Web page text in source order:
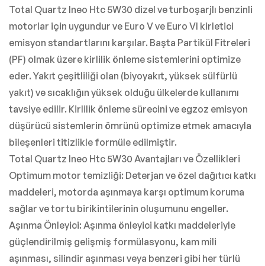
Total Quartz Ineo Htc 5W30 dizel ve turboşarjlı benzinli
motorlar için uygundur ve Euro V ve Euro VI kirletici
emisyon standartlarını karşılar. Başta Partikül Fitreleri
(PF) olmak üzere kirlilik önleme sistemlerini optimize
eder. Yakıt çeşitliliği olan (biyoyakıt, yüksek sülfürlü
yakıt) ve sıcaklığın yüksek olduğu ülkelerde kullanımı
tavsiye edilir. Kirlilik önleme sürecini ve egzoz emisyon
düşürücü sistemlerin ömrünü optimize etmek amacıyla
bileşenleri titizlikle formüle edilmiştir.
Total Quartz Ineo Htc 5W30 Avantajları ve Özellikleri
Optimum motor temizliği: Deterjan ve özel dağıtıcı katkı
maddeleri, motorda aşınmaya karşı optimum koruma
sağlar ve tortu birikintilerinin oluşumunu engeller.
Aşınma Önleyici: Aşınma önleyici katkı maddeleriyle
güçlendirilmiş gelişmiş formülasyonu, kam mili
aşınması, silindir aşınması veya benzeri gibi her türlü